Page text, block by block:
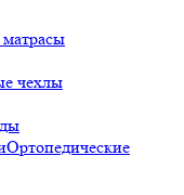
чехлы
Ортопедические